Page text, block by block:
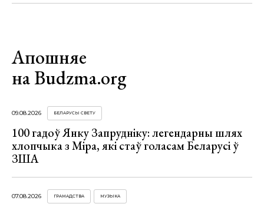
Апошняе
на Budzma.org
09.08.2026 БЕЛАРУСЫ СВЕТУ
100 гадоў Янку Запрудніку: легендарны шлях
хлопчыка з Міра, які стаў голасам Беларусі ў
ЗША
07.08.2026 ГРАМАДСТВА МУЗЫКА